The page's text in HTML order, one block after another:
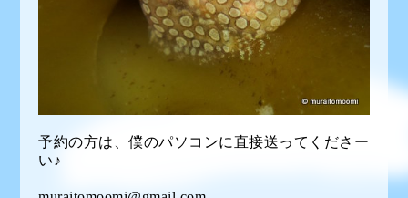
予約の方は、僕のパソコンに直接送ってくださー
い♪